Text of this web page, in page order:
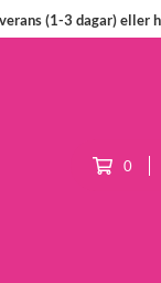
(1-3 dagar) eller
0